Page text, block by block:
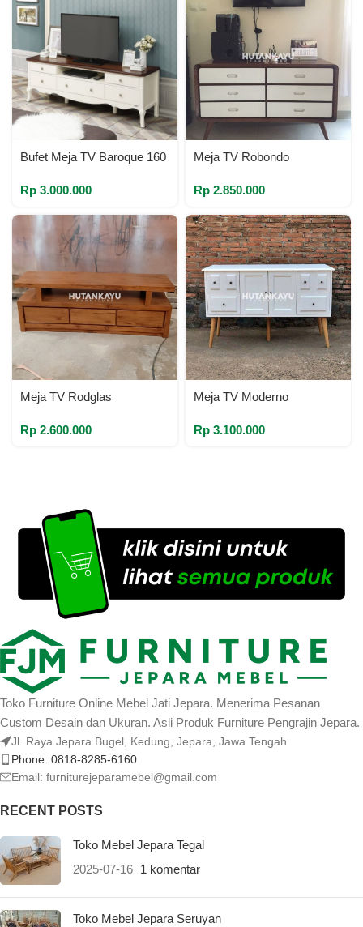
Bufet Meja TV Baroque 160
Rp 3.000.000
Meja TV Robondo
Rp2.850.000
Meja TV Rodglas
Rp 2.600.000
Meja TV Moderno
Rp3.100.000
Toko Furniture Online Mebel Jati Jepara. Menerima Pesanan
Custom Desain dan Ukuran. Asli Produk Furniture Pengrajin Jepara.
Jl. Raya Jepara Bugel, Kedung, Jepara, Jawa Tengah
Phone: 0818-8285-6160
Email: furniturejeparamebel@gmail.com
RECENT POSTS
Toko Mebel Jepara Tegal
2025-07-16 1 komentar
Toko Mebel Jepara Seruyan